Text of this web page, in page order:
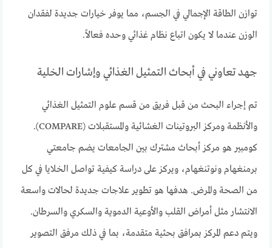
توازن الطاقة الإجمالي في الجسم، مما يوفر خيارات جديدة لفقدان
الوزن عندما لا يكون اتباع نظام غذائي وحده فعالاً.
جهد تعاوني في أبحاث التمثيل الغذائي وإشارات الخلية
تم إجراء البحث من قبل فريق من قسم علوم التمثيل الغذائي
والأنظمة ومركز البروتينات الغشائية والمستقبلات (COMPARE).
كومبير هو مركز أبحاث مشترك بين الجامعات يضم جامعتي
برمنغهام ونوتنغهام، ويركز على دراسة كيفية تواصل الخلايا في كل
من الصحة والمرض. هدفها هو تطوير علاجات جديدة لحالات واسعة
الانتشار مثل أمراض القلب والأوعية الدموية والسكري والسرطان.
ويتم دعم المركز بمرافق بحثية متقدمة، بما في ذلك مرفق التصوير